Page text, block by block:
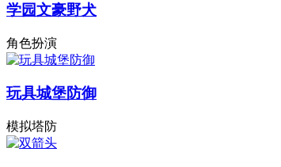
学园文豪野犬
角色扮演
玩具城堡防御
模拟塔防